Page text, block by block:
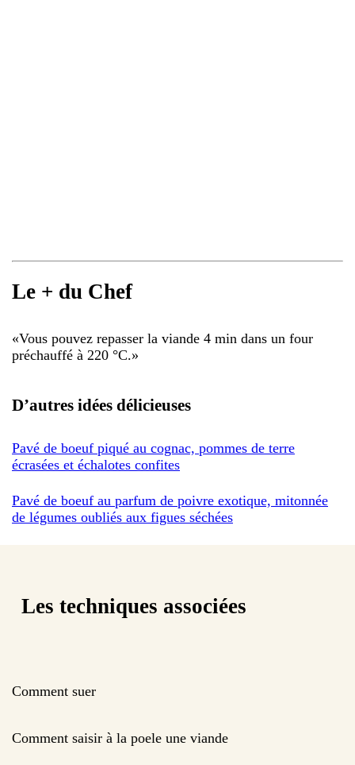
Le + du Chef
«Vous pouvez repasser la viande 4 min dans un four
préchauffé à 220 °C.»
D’autres idées délicieuses
Pavé de boeuf piqué au cognac, pommes de terre
écrasées et échalotes confites
Pavé de boeuf au parfum de poivre exotique, mitonnée
de légumes oubliés aux figues séchées
Les techniques associées
Comment suer
Comment saisir à la poele une viande